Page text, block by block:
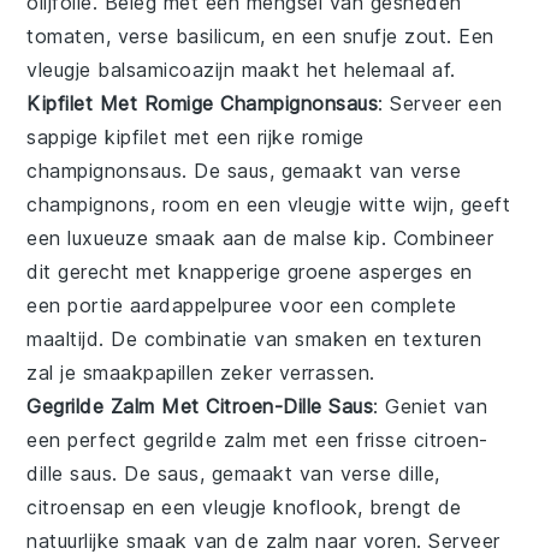
tomaten, verse basilicum, en een snufje zout. Een
vleugje balsamicoazijn maakt het helemaal af.
Kipfilet Met Romige Champignonsaus: Serveer een
sappigekipfilet met een rijke romige
champignonsaus. De saus, gemaakt van verse
champignons, room en een vleugje witte wijn, geeft
een luxueuze smaak aan de malse kip. Combineer
dit gerecht met knapperige groene asperges en
een portie aardappelpuree voor een complete
maaltijd. De combinatie van smaken en texturen
zal je smaakpapillen zeker verrassen.
Gegrilde Zalm Met Citroen-Dille Saus: Geniet van
een perfectgegrilde zalm met een frisse citroen-
dille saus. De saus, gemaakt van verse dille,
citroensap en een vleugjeknoflook, brengt de
natuurlijke smaak van de zalm naar voren. Serveer